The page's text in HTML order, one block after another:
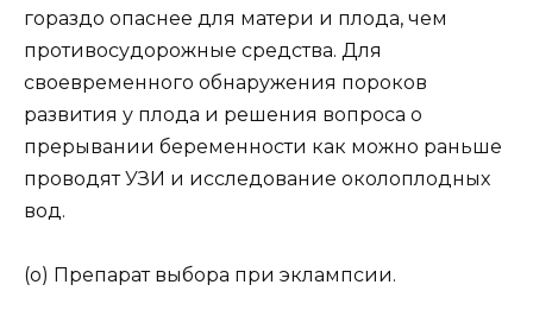
гораздо опаснее для матери и плода, чем
противосудорожные средства. Для
своевременного обнаружения пороков
развития у плода и решения вопроса о
прерывании беременности как можно раньше
проводят УЗИ и исследование околоплодных
вод.
(о) Препарат выбора при эклампсии.